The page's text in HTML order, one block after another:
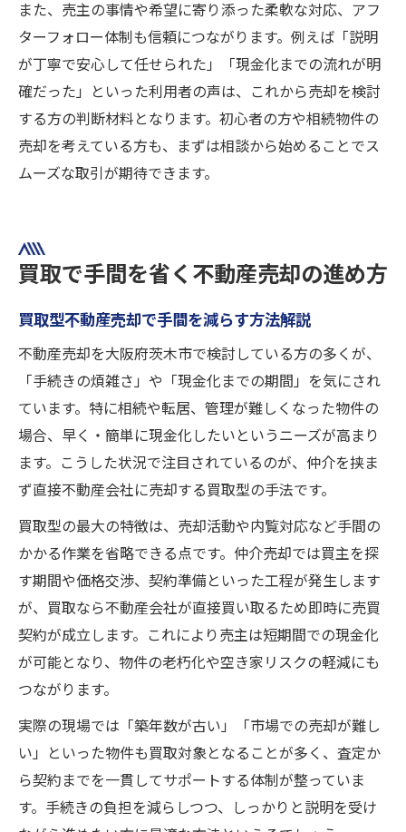
また、売主の事情や希望に寄り添った柔軟な対応、アフ
ターフォロー体制も信頼につながります。例えば「説明
が丁寧で安心して任せられた」「現金化までの流れが明
確だった」といった利用者の声は、これから売却を検討
する方の判断材料となります。初心者の方や相続物件の
売却を考えている方も、まずは相談から始めることでス
ムーズな取引が期待できます。
買取で手間を省く不動産売却の進め方
買取型不動産売却で手間を減らす方法解説
不動産売却を大阪府茨木市で検討している方の多くが、
「手続きの煩雑さ」や「現金化までの期間」を気にされ
ています。特に相続や転居、管理が難しくなった物件の
場合、早く・簡単に現金化したいというニーズが高まり
ます。こうした状況で注目されているのが、仲介を挟ま
ず直接不動産会社に売却する買取型の手法です。
買取型の最大の特徴は、売却活動や内覧対応など手間の
かかる作業を省略できる点です。仲介売却では買主を探
す期間や価格交渉、契約準備といった工程が発生します
が、買取なら不動産会社が直接買い取るため即時に売買
契約が成立します。これにより売主は短期間での現金化
が可能となり、物件の老朽化や空き家リスクの軽減にも
つながります。
実際の現場では「築年数が古い」「市場での売却が難し
い」といった物件も買取対象となることが多く、査定か
ら契約までを一貫してサポートする体制が整っていま
す。手続きの負担を減らしつつ、しっかりと説明を受け